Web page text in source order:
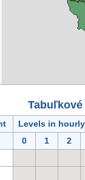
Levels in
0
1
2